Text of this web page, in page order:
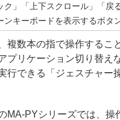
ク」「上下スクロール」「戻
ンキーボードを表示するボタ
複数本の指で操作するこ
プリケーション切り替え
行できる「ジェスチャー
MA-PYシリーズでは、操